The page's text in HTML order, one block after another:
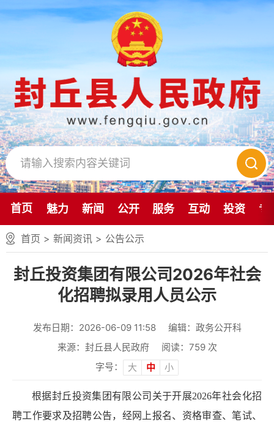
首页 魅力 新闻 公开 服务 互动 投资 专
首页 > 新闻资讯 > 公告公示
封丘投资集团有限公司2026年社会
化招聘拟录用人员公示
发布日期：2026-06-09 11:58
编辑：政务公开科
来源：封丘县人民政府
阅读： 759次
字号：
大 中 小
根据封丘投资集团有限公司关于开展2026年社会化招
聘工作要求及招聘公告，经网上报名、资格审查、笔试、